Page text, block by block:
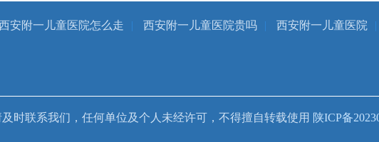
安附一儿童医院怎么走 | 西安附一儿童医院贵吗 | 西安附一儿童医院 |
时联系我们，任何单位及个人未经许可，不得擅自转载使用 陕ICP备